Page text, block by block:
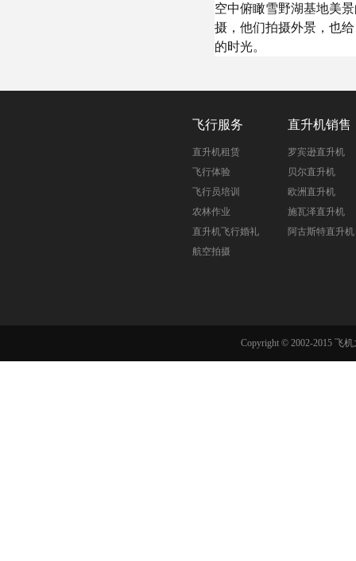
空中俯瞰雪野湖基地美
摄，他们拍摄外景，也
的时光。
飞行服务
直升机租赁
飞行体验
飞行员培训
农林作业
直升机飞行婚礼
航空拍摄
直升机销售
罗宾逊直升机
贝尔直升机
欧洲直升机
施瓦泽直升机
阿古斯特直升机
Copyright © 2002-2015 飞